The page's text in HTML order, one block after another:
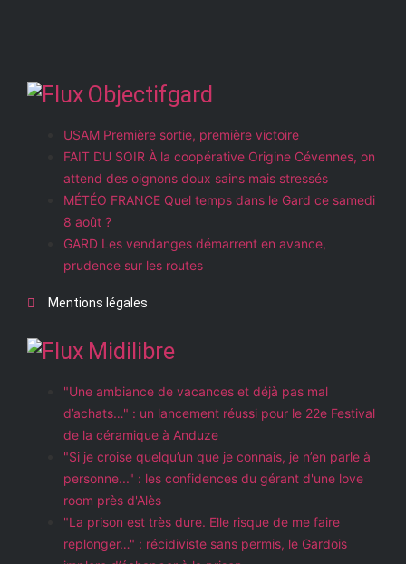
Objectifgard
USAM Première sortie, première victoire
FAIT DU SOIR À la coopérative Origine Cévennes, on
attend des oignons doux sains mais stressés
MÉTÉO FRANCE Quel temps dans le Gard ce samedi
8 août ?
GARD Les vendanges démarrent en avance,
prudence sur les routes
Mentions légales
Midilibre
"Une ambiance de vacances et déjà pas mal
d’achats…" : un lancement réussi pour le 22e Festival
de la céramique à Anduze
"Si je croise quelqu’un que je connais, je n’en parle à
personne..." : les confidences du gérant d'une love
room près d'Alès
"La prison est très dure. Elle risque de me faire
replonger…" : récidiviste sans permis, le Gardois